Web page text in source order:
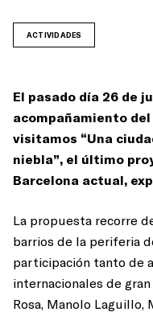
ACTIVIDADES
El pasado día 26 de
acompañamiento
visitamos “Una
niebla”, el último
Barcelona actual,
La propuesta recorre
barrios de la periferia
participación tanto de
internacionales de
Rosa, Manolo Laguillo,